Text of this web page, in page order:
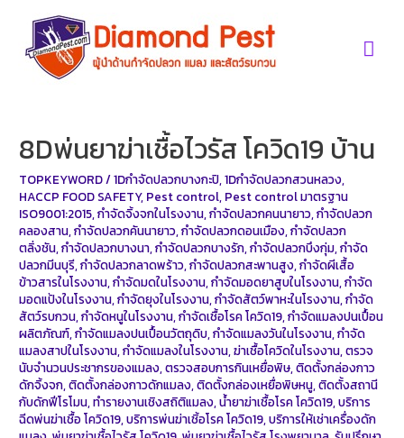
content
8Dพ่นยาฆ่าเชื้อไวรัส โควิด19 บ้าน
TOPKEYWORD/1Dกำจัดปลวกบางกะปิ,1Dกำจัดปลวกสวนหลวง,
HACCP FOOD SAFETY, Pest control, Pest control มาตรฐาน
ISO9001:2015,กำจัดจิ้งจกในโรงงาน,กำจัดปลวกคนนายาว,กำจัดปลวก
คลองสาน,กำจัดปลวกคันนายาว,กำจัดปลวกดอนเมือง,กำจัดปลวก
ตลิ่งชัน,กำจัดปลวกบางนา,กำจัดปลวกบางรัก,กำจัดปลวกบึงกุ่ม,กำจัด
ปลวกมีนบุรี,กำจัดปลวกลาดพร้าว,กำจัดปลวกสะพานสูง,กำจัดผีเสื้อ
ข้าวสารในโรงงาน,กำจัดมดในโรงงาน,กำจัดมอดยาสูบในโรงงาน,กำจัด
มอดแป้งในโรงงาน,กำจัดยุงในโรงงาน,กำจัดสัตว์พาหะในโรงงาน,กำจัด
สัตว์รบกวน,กำจัดหนูในโรงงาน,กำจัดเชื้อโรค โควิด19,กำจัดแมลงปนเปื้อน
ผลิตภัณฑ์,กำจัดแมลงปนเปื้อนวัตถุดิบ,กำจัดแมลงวันในโรงงาน,กำจัด
แมลงสาปในโรงงาน,กำจัดแมลงในโรงงาน,ฆ่าเชื้อโควิดในโรงงาน,ตรวจ
นับจำนวนประชากรของแมลง,ตรวจสอบการกินเหยื่อพิษ,ติดตั้งกล่องกาว
ดักจิ้งจก,ติดตั้งกล่องกาวดักแมลง,ติดตั้งกล่องเหยื่อพิษหนู,ติดตั้งสถานี
กับดักฟีโรโมน,ทำรายงานเชิงสถิติแมลง,น้ำยาฆ่าเชื้อโรค โควิด19,บริการ
ฉีดพ่นฆ่าเชื้อ โควิด19,บริการพ่นฆ่าเชิ้อโรค โควิด19,บริการให้เช่าเครื่องดัก